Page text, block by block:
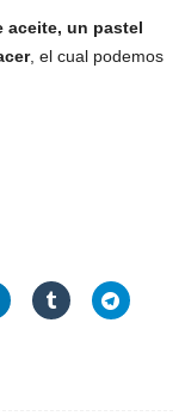
aceite, un pastel
, el cual podemos